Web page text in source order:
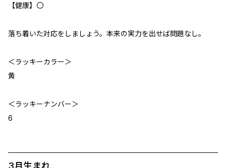
【健康】〇
落ち着いた対応をしましょう。本来の実力を出せば問題なし。
＜ラッキーカラー＞
黄
＜ラッキーナンバー＞
6
3月生まれ